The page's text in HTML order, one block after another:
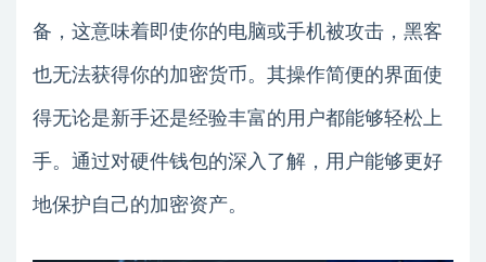
备，这意味着即使你的电脑或手机被攻击，黑客
也无法获得你的加密货币。其操作简便的界面使
得无论是新手还是经验丰富的用户都能够轻松上
手。通过对硬件钱包的深入了解，用户能够更好
地保护自己的加密资产。